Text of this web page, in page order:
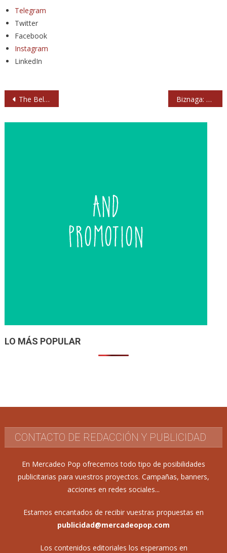
Telegram
Twitter
Facebook
Instagram
LinkedIn
Navegación
The BellRays: seis conciertos en España este verano Biznaga: «Los PAUs con piscina son centros de formación para la inexistente clase media»
LO MÁS POPULAR
CONTACTO DE REDACCIÓN Y PUBLICIDAD
En Mercadeo Pop ofrecemos todo tipo de posibilidades
publicitarias para vuestros proyectos. Campañas, banners,
acciones en redes sociales...
Estamos encantados de recibir vuestras propuestas en
publicidad@mercadeopop.com
Los contenidos editoriales los esperamos en